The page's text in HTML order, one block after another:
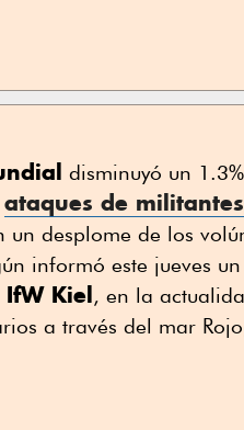
disminuyó un
ataques de
un desplome de los
informó este jueves
IfW Kiel, en la
a través del mar